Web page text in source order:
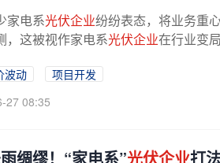
家电系光伏企业纷纷表态，将业务重
，这被视作家电系光伏企业在行业变
波动
项目开发
27 08:35
绸缪！“家电系”光伏企业打